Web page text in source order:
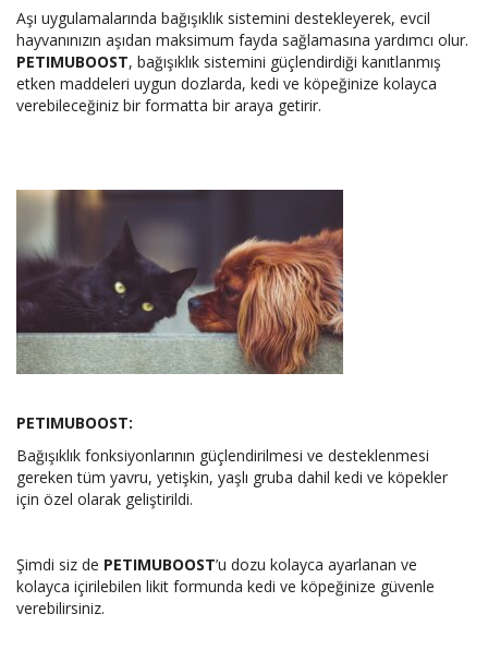
Aşı uygulamalarında bağışıklık sistemini destekleyerek, evcil
hayvanınızın aşıdan maksimum fayda sağlamasına yardımcı olur.
PETIMUBOOST, bağışıklık sistemini güçlendirdiği kanıtlanmış
etken maddeleri uygun dozlarda, kedi ve köpeğinize kolayca
verebileceğiniz bir formatta bir araya getirir.
PETIMUBOOST:
Bağışıklık fonksiyonlarının güçlendirilmesi ve desteklenmesi
gereken tüm yavru, yetişkin, yaşlı gruba dahil kedi ve köpekler
için özel olarak geliştirildi.
Şimdi siz de PETIMUBOOST’u dozu kolayca ayarlanan ve
kolayca içirilebilen likit formunda kedi ve köpeğinize güvenle
verebilirsiniz.